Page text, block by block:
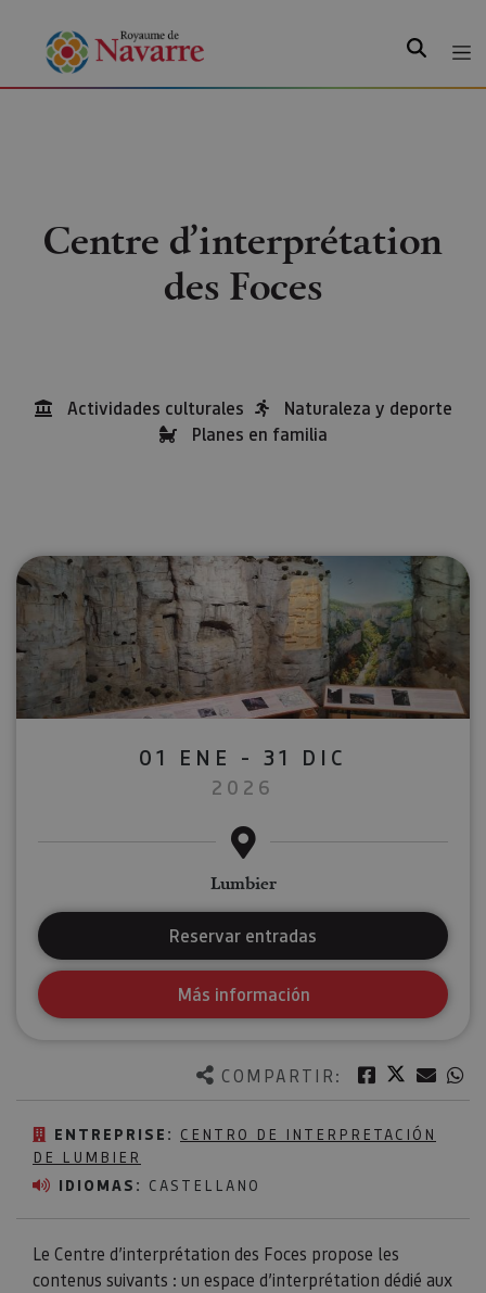
Centre d’interprétation
des Foces
Actividades culturales
Naturaleza y deporte
Planes en familia
COMPARTIR: Facebook
Twitter
ENTREPRISE: CENTRO DE INTERPRETACIÓN
DE LUMBIER
IDIOMAS: CASTELLANO
Le Centre d’interprétation des Foces propose les
contenus suivants : un espace d’interprétation dédié aux
01 ENE - 31 DIC
2026
Lumbier
Reservar entradas
Más información